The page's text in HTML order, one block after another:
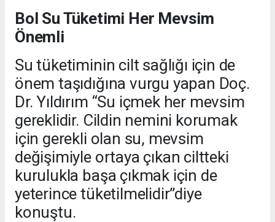
Bol Su Tüketimi Her Mevsim
Önemli
Su tüketiminin cilt sağlığı için de
önem taşıdığına vurgu yapan Doç.
Dr. Yıldırım “Su içmek her mevsim
gereklidir. Cildin nemini korumak
için gerekli olan su, mevsim
değişimiyle ortaya çıkan ciltteki
kurulukla başa çıkmak için de
yeterince tüketilmelidir”diye
konuştu.